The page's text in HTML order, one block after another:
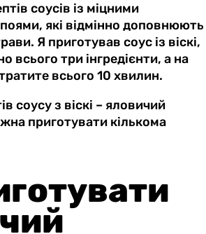
соусів із міцними
які відмінно доповнюють
Я приготував соус із віскі,
всього три інгредієнти, а на
всього 10 хвилин.
соусу з віскі – яловичий
приготувати кількома